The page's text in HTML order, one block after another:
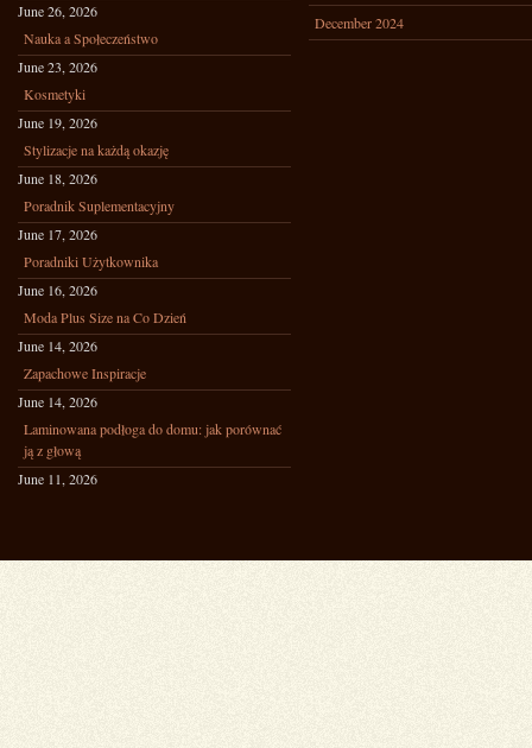
June 26, 2026
Nauka a Społeczeństwo
June 23, 2026
Kosmetyki
June 19, 2026
Stylizacje na każdą okazję
June 18, 2026
Poradnik Suplementacyjny
June 17, 2026
Poradniki Użytkownika
June 16, 2026
Moda Plus Size na Co Dzień
June 14, 2026
Zapachowe Inspiracje
June 14, 2026
Laminowana podłoga do domu: jak porównać
ją z głową
June 11, 2026
December 2024